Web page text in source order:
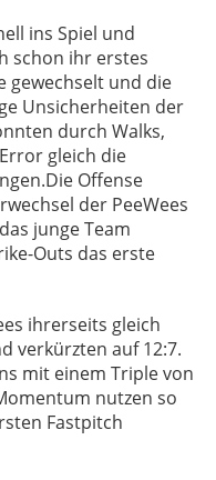
ins Spiel und
schon ihr erstes
gewechselt und die
Unsicherheiten der
durch Walks,
gleich die
Offense
der PeeWees
junge Team
Outs das erste
ihrerseits gleich
verkürzten auf 12:7.
mit einem Triple von
nutzen so
Fastpitch